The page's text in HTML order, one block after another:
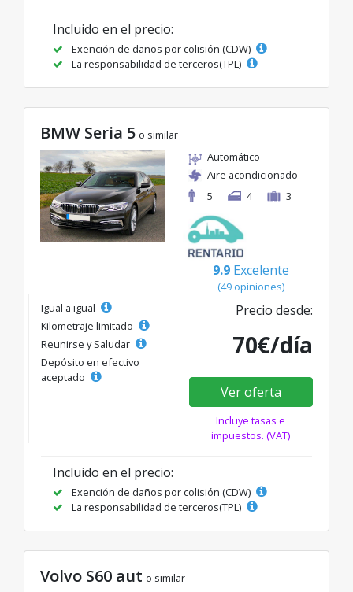
Incluido en el precio:
Exención de daños por colisión (CDW)
La responsabilidad de terceros(TPL)
BMW Seria 5 o similar
Automático
Aire acondicionado
5
4 3
9.9 Excelente
(49 opiniones)
Igual a igual
Kilometraje limitado
Reunirse y Saludar
Depósito en efectivo
aceptado
Precio desde:
70€/día
Ver oferta
Incluye tasas e
impuestos. (VAT)
Incluido en el precio:
Exención de daños por colisión (CDW)
La responsabilidad de terceros(TPL)
Volvo S60 aut o similar